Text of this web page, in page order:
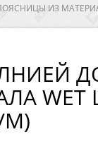
ИЗ МАТЕРИАЛА
WET
M)